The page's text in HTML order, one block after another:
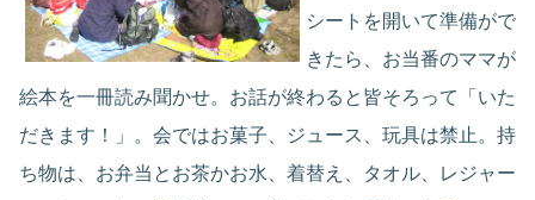
シートを開いて準備がで
きたら、お当番のママが
絵本を一冊読み聞かせ。お話が終わると皆そろって「いた
だきます！」。会ではお菓子、ジュース、玩具は禁止。持
ち物は、お弁当とお茶かお水、着替え、タオル、レジャー